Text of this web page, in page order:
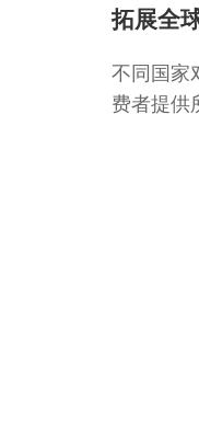
拓展全
不同国家
费者提供